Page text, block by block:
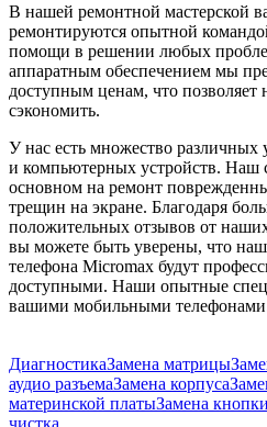
В нашей ремонтной мастерской
ремонтируются опытной
помощи в решении любых
аппаратным обеспечением мы
доступным ценам, что
сэкономить.
У нас есть множество
и компьютерных устройств. Наш
основном на ремонт
трещин на экране. Благодаря
положительных отзывов от
вы можете быть уверены, что
телефона Micromax будут
доступными. Наши опытные
вашими мобильными
ДиагностикаЗамена матрицы
аудио разъемаЗамена корпуса
материнской платыЗамена
чистка